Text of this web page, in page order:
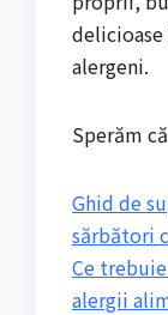
alergeni.
Sperăm
Ghid de
sărbători
Ce
alergii